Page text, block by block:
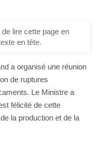
lire cette page en
en tête.
a organisé une réunion
de ruptures
Le Ministre a
félicité de cette
la production et de la